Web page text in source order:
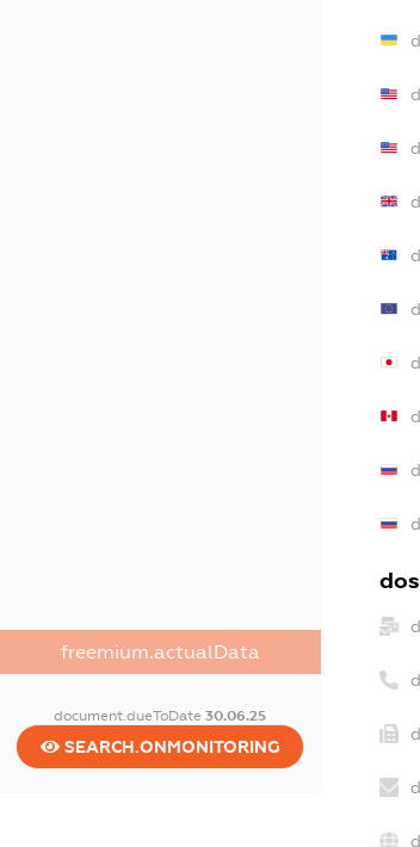
freemium.actualData
document.dueToDate30.06.25
SEARCH.ONMONITORING